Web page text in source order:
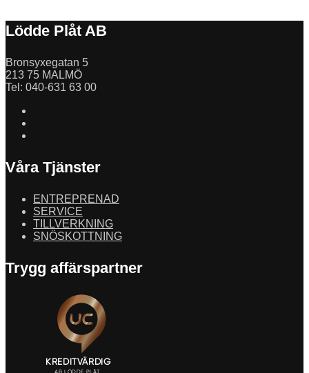
Lödde Plåt AB
Bronsyxegatan 5
213 75 MALMÖ
Tel: 040-631 63 00
Våra Tjänster
ENTREPRENAD
SERVICE
TILLVERKNING
SNÖSKOTTNING
Trygg affärspartner